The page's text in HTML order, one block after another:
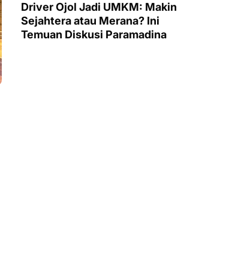
Driver Ojol Jadi UMKM: Makin
Sejahtera atau Merana? Ini
Temuan Diskusi Paramadina